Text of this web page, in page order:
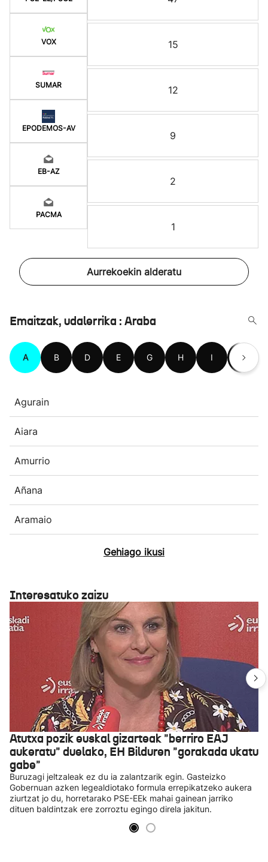
VOX
SUMAR
EPODEMOS-AV
EB-AZ
PACMA
15
12
9
2
1
Aurrekoekin alderatu
Emaitzak, udalerrika : Araba
A B D E G H I K
Agurain
Aiara
Amurrio
Añana
Aramaio
Gehiago ikusi
Interesatuko zaizu
Atutxa pozik euskal gizarteak "berriro EAJ
aukeratu" duelako, EH Bilduren "gorakada ukatu
gabe"
Buruzagi jeltzaleak ez du ia zalantzarik egin. Gasteizko
Gobernuan azken legealdiotako formula errepikatzeko aukera
ziurtzat jo du, horretarako PSE-EEk mahai gainean jarriko
dituen baldintzak ere zorroztu egingo direla jakitun.